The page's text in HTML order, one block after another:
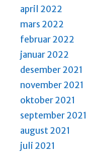
april 2022
mars 2022
februar 2022
januar 2022
desember 2021
november 2021
oktober 2021
september 2021
august 2021
juli 2021